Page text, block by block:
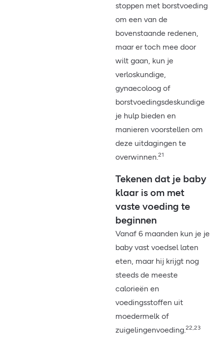
stoppen met borstvoeding
om een van de
bovenstaande redenen,
maar er toch mee door
wilt gaan, kun je
verloskundige,
gynaecoloog of
borstvoedingsdeskundige
je hulp bieden en
manieren voorstellen om
deze uitdagingen te
overwinnen. 21
Tekenen dat je baby
klaar is om met
vaste voeding te
beginnen
Vanaf 6 maanden kun je je
baby vast voedsel laten
eten, maar hij krijgt nog
steeds de meeste
calorieën en
voedingsstoffen uit
moedermelk of
zuigelingenvoeding. 22,23